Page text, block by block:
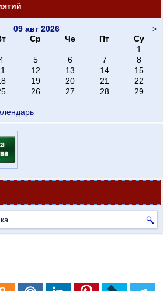
>
09 авг 2026
Ср Че Пт
Су
1
5 6 7
8
12 13 14
15
19 20 21
22
26 27 28
29